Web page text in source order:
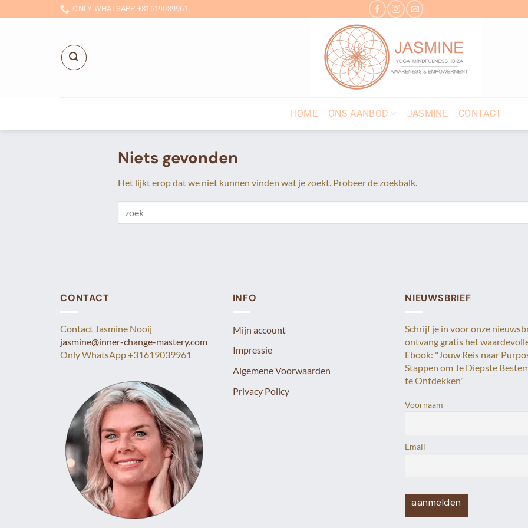
ONLY WHATSAPP +31619039961
HOME ONS AANBOD JASMINE CONTACT
Niets gevonden
Het lijkt erop dat we niet kunnen vinden wat je zoekt. Probeer de zoekbalk.
CONTACT
Contact Jasmine Nooij
jasmine@inner-change-mastery.com
Only WhatsApp +31619039961
INFO
Mijn account
Impressie
Algemene Voorwaarden
Privacy Policy
NIEUWSBRIEF
Schrijf je in voor onze
ontvang gratis het
Ebook: "Jouw Reis naar
Stappen om Je Diepste
te Ontdekken"
Voornaam
Email